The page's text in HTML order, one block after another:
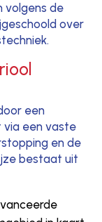
volgens de
over
een
via een vaste
en de
bestaat uit